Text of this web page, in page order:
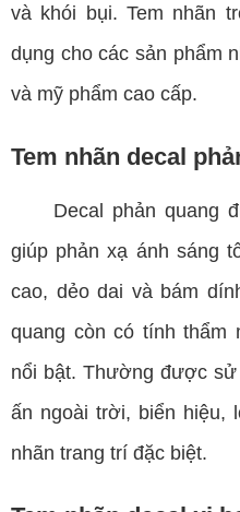
và khói bụi. Tem nhãn
dụng cho các sản phẩm
và mỹ phẩm cao cấp.
Tem nhãn decal
Decal phản quang
giúp phản xạ ánh sáng
cao, dẻo dai và bám
quang còn có tính thẩm
nổi bật. Thường được
ấn ngoài trời, biển hiệu,
nhãn trang trí đặc biệt.